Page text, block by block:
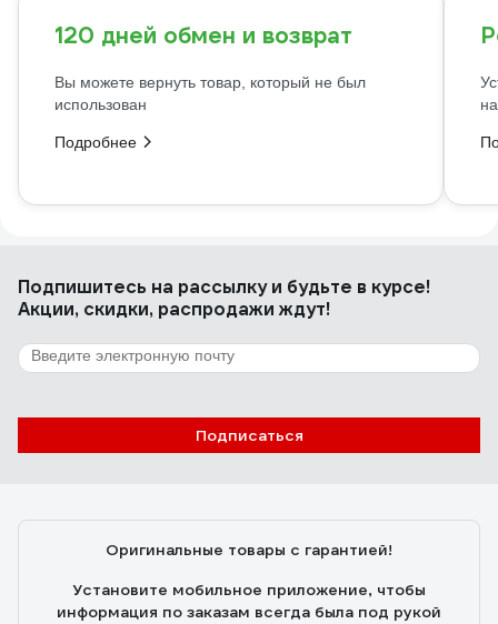
120 дней обмен и возврат
Вы можете вернуть товар, который не был
использован
Подробнее
Подпишитесь на рассылкуи будьте в курсе!
Акции, скидки, распродажи ждут!
Подписаться
Оригинальные товары с гарантией!
Установите мобильное приложение, чтобы
информация по заказам всегда была под рукой